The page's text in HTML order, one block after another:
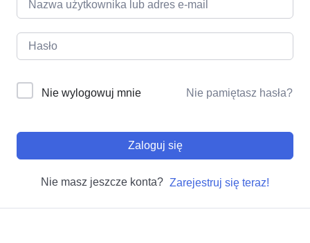
Nie wylogowuj mnie Nie pamiętasz hasła?
Zaloguj się
Nie masz jeszcze konta? Zarejestruj się teraz!